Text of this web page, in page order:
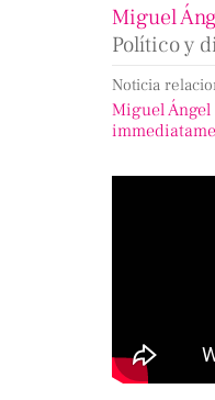
Miguel
Político y
Noticia
Miguel